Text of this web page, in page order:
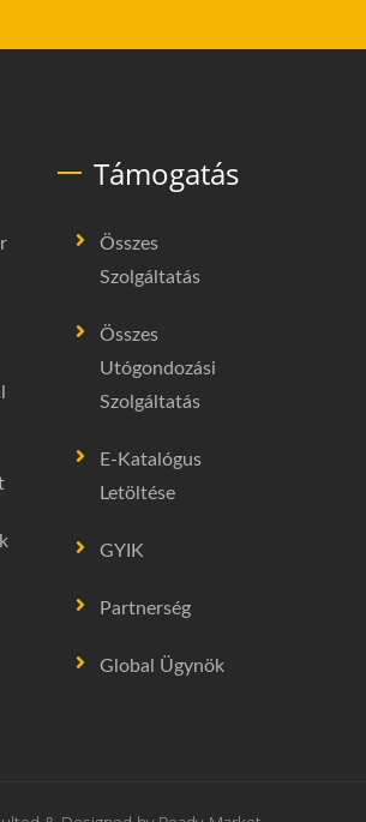
Támogatás
Összes
Szolgáltatás
Összes
Utógondozási
Szolgáltatás
E-Katalógus
Letöltése
GYIK
Partnerség
Global Ügynök